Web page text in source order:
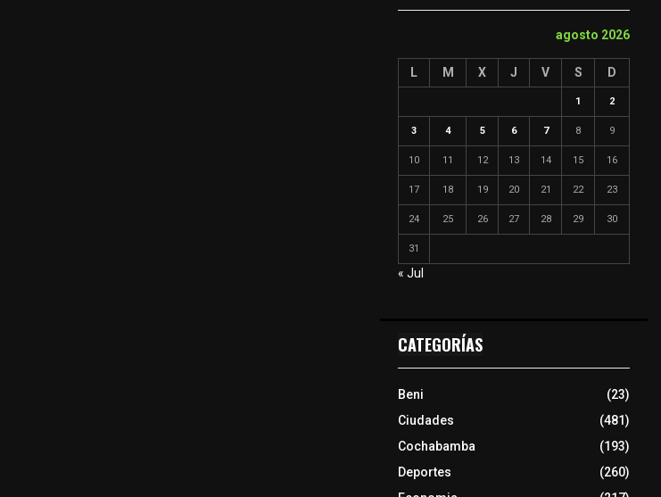
agosto 2026
L M X J V S D
1 2
3 4 5 6 7 8 9
10 11 12 13 14 15 16
17 18 19 20 21 22 23
24 25 26 27 28 29 30
31
« Jul
CATEGORÍAS
Beni
(23)
Ciudades
(481)
Cochabamba
(193)
Deportes
(260)